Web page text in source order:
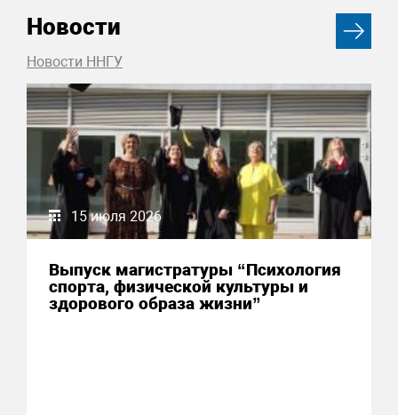
Новости
Новости ННГУ
15 июля 2026
Выпуск магистратуры “Психология
спорта, физической культуры и
здорового образа жизни”